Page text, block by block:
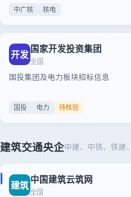
中广核 核电
开发 国家开发投资集团
全国
国投集团及电力板块招标信息
国投 电力 待核验
建筑交通央企中建、中铁、铁建
建筑 中国建筑云筑网
全国